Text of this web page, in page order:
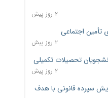
۲ روز پیش
۲ روز پیش
تحصیلات تکمیلی
۲ روز پیش
سپرده قانونی با هدف